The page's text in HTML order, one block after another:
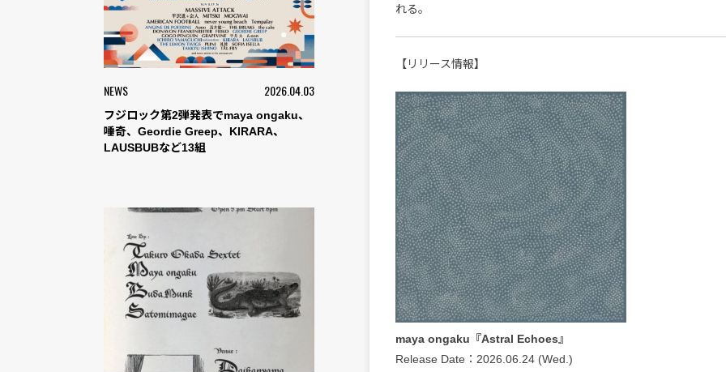
NEWS 2026.04.03
フジロック第2弾発表でmaya ongaku、
唾奇、Geordie Greep、KIRARA、
LAUSBUBなど13組
れる。
【リリース情報】
maya ongaku『Astral Echoes』
Release Date：2026.06.24 (Wed.)